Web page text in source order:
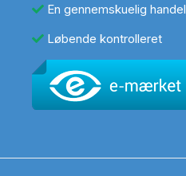
En gennemskuelig handel
Løbende kontrolleret